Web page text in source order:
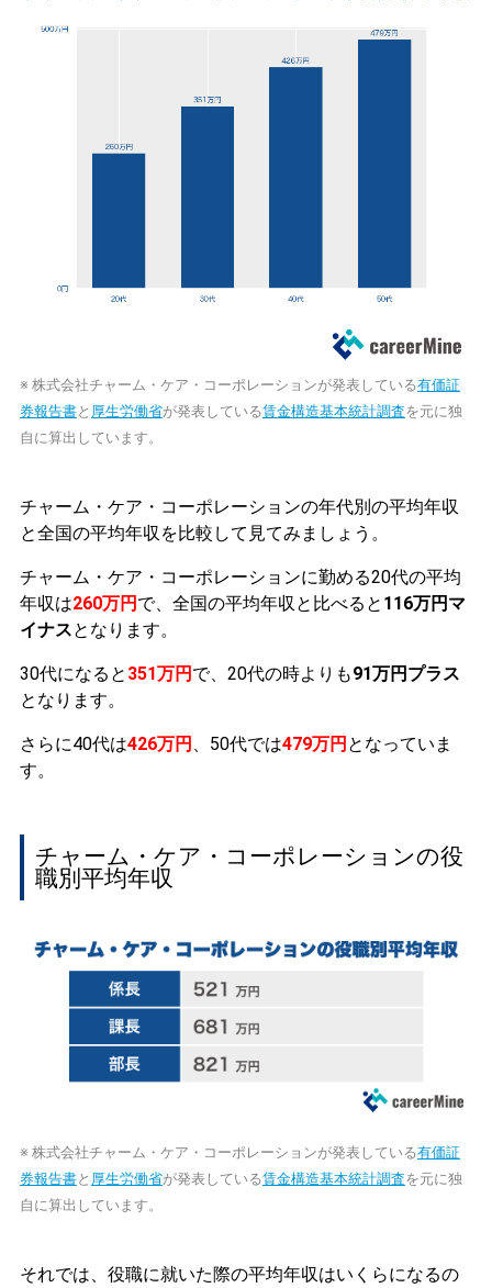
※ 株式会社チャーム・ケア・コーポレーションが発表している有価証
券報告書と 厚生労働省が発表している賃金構造基本統計調査を元に独
自に算出しています。
チャーム・ケア・コーポレーションの年代別の平均年収
と全国の平均年収を比較して見てみましょう。
チャーム・ケア・コーポレーションに勤める20代の平均
年収は260万円 で、全国の平均年収と比べると 116万円マ
イナスとなります。
30代になると 351万円 で、20代の時よりも91万円プラス
となります。
さらに40代は426万円 、50代では479万円 となっていま
す。
チャーム・ケア・コーポレーションの役
職別平均年収
※ 株式会社チャーム・ケア・コーポレーションが発表している有価証
券報告書と 厚生労働省が発表している賃金構造基本統計調査を元に独
自に算出しています。
それでは、役職に就いた際の平均年収はいくらになるの